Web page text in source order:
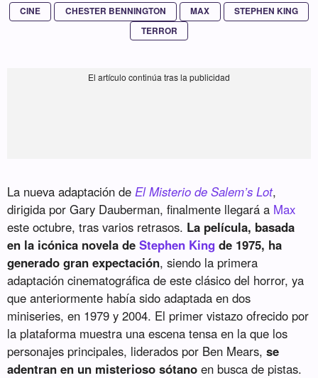
CINE CHESTER BENNINGTON MAX
STEPHEN KING
TERROR
La nueva adaptación deEl Misterio de Salem’s Lot,
dirigida por Gary Dauberman, finalmente llegará a Max
este octubre, tras varios retrasos. La película, basada
en la icónica novela deStephen King de 1975, ha
generado gran expectación, siendo la primera
adaptación cinematográfica de este clásico del horror, ya
que anteriormente había sido adaptada en dos
miniseries, en 1979 y 2004. El primer vistazo ofrecido por
la plataforma muestra una escena tensa en la que los
personajes principales, liderados por Ben Mears,se
adentran en un misterioso sótano en busca de pistas.